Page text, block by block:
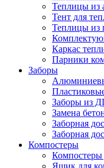
Теплицы из
Тент для
Теплицы из
Каркас
Парники
Заборы
Заборы из
Замена
Заборная
Заборная
Компостеры
Компостеры
Ящик для